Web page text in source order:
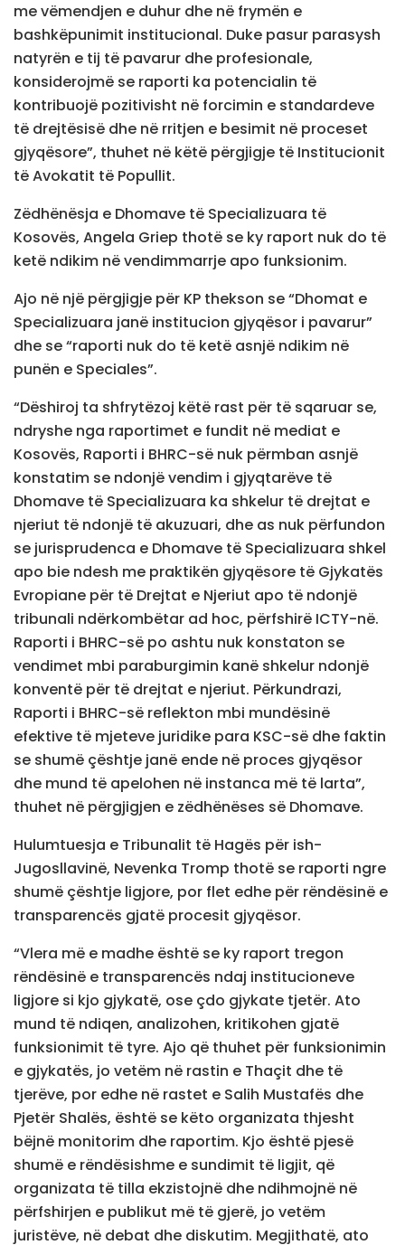
me vëmendjen e duhur dhe në frymën e
bashkëpunimit institucional. Duke pasur parasysh
natyrën e tij të pavarur dhe profesionale,
konsiderojmë se raporti ka potencialin të
kontribuojë pozitivisht në forcimin e standardeve
të drejtësisë dhe në rritjen e besimit në proceset
gjyqësore”, thuhet në këtë përgjigje të Institucionit
të Avokatit të Popullit.
Zëdhënësja e Dhomave të Specializuara të
Kosovës, Angela Griep thotë se ky raport nuk do të
ketë ndikim në vendimmarrje apo funksionim.
Ajo në një përgjigje për KP thekson se “Dhomat e
Specializuara janë institucion gjyqësor i pavarur”
dhe se “raporti nuk do të ketë asnjë ndikim në
punën e Speciales”.
“Dëshiroj ta shfrytëzoj këtë rast për të sqaruar se,
ndryshe nga raportimet e fundit në mediat e
Kosovës, Raporti i BHRC-së nuk përmban asnjë
konstatim se ndonjë vendim i gjyqtarëve të
Dhomave të Specializuara ka shkelur të drejtat e
njeriut të ndonjë të akuzuari, dhe as nuk përfundon
se jurisprudenca e Dhomave të Specializuara shkel
apo bie ndesh me praktikën gjyqësore të Gjykatës
Evropiane për të Drejtat e Njeriut apo të ndonjë
tribunali ndërkombëtar ad hoc, përfshirë ICTY-në.
Raporti i BHRC-së po ashtu nuk konstaton se
vendimet mbi paraburgimin kanë shkelur ndonjë
konventë për të drejtat e njeriut. Përkundrazi,
Raporti i BHRC-së reflekton mbi mundësinë
efektive të mjeteve juridike para KSC-së dhe faktin
se shumë çështje janë ende në proces gjyqësor
dhe mund të apelohen në instanca më të larta”,
thuhet në përgjigjen e zëdhënëses së Dhomave.
Hulumtuesja e Tribunalit të Hagës për ish-
Jugosllavinë, Nevenka Tromp thotë se raporti ngre
shumë çështje ligjore, por flet edhe për rëndësinë e
transparencës gjatë procesit gjyqësor.
“Vlera më e madhe është se ky raport tregon
rëndësinë e transparencës ndaj institucioneve
ligjore si kjo gjykatë, ose çdo gjykate tjetër. Ato
mund të ndiqen, analizohen, kritikohen gjatë
funksionimit të tyre. Ajo që thuhet për funksionimin
e gjykatës, jo vetëm në rastin e Thaçit dhe të
tjerëve, por edhe në rastet e Salih Mustafës dhe
Pjetër Shalës, është se këto organizata thjesht
bëjnë monitorim dhe raportim. Kjo është pjesë
shumë e rëndësishme e sundimit të ligjit, që
organizata të tilla ekzistojnë dhe ndihmojnë në
përfshirjen e publikut më të gjerë, jo vetëm
juristëve, në debat dhe diskutim. Megjithatë, ato